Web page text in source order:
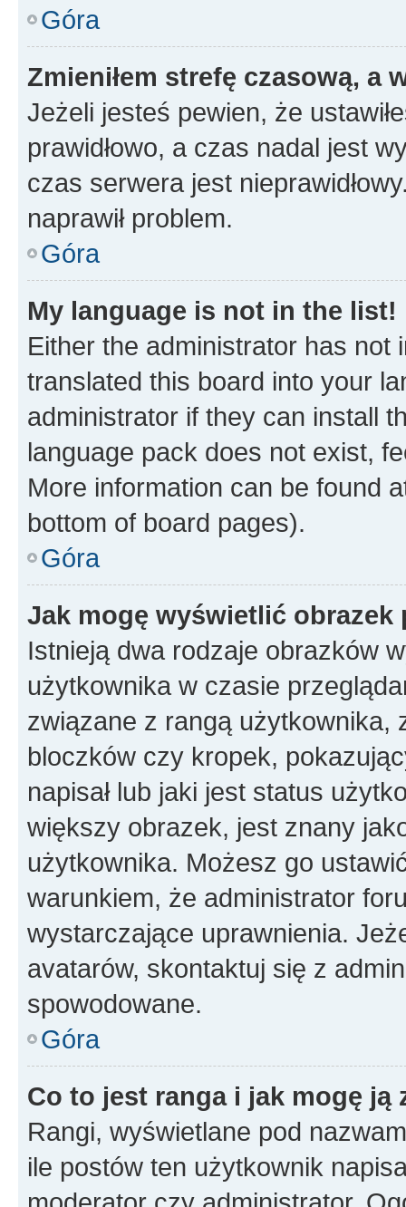
Góra
Zmieniłem strefę czasową, a
Jeżeli jesteś pewien, że
prawidłowo, a czas nadal jest
czas serwera jest
naprawił problem.
Góra
My language is not in the list!
Either the administrator has not
translated this board into your
administrator if they can install
language pack does not exist,
More information can be found
bottom of board pages).
Góra
Jak mogę wyświetlić
Istnieją dwa rodzaje obrazków
użytkownika w czasie
związane z rangą użytkownika,
bloczków czy kropek,
napisał lub jaki jest status
większy obrazek, jest znany
użytkownika. Możesz go
warunkiem, że administrator
wystarczające uprawnienia.
avatarów, skontaktuj się z
spowodowane.
Góra
Co to jest ranga i jak mogę ją
Rangi, wyświetlane pod
ile postów ten użytkownik